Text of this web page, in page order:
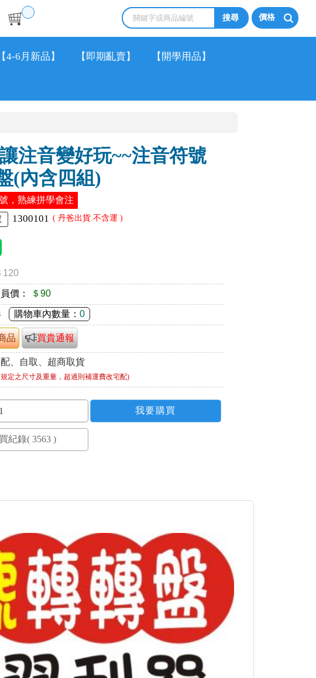
價格
【4-6月新品】 【即期亂賣】 【開學用品】
注音變好玩~~注音符號
(內含四組)
，熟練拼學會注
1300101 ( 丹爸出貨.不含運 )
120
價： ＄90
購物車內數量：0
品 買貴通報
、自取、超商取貨
定之尺寸及重量，超過則補運費改宅配)